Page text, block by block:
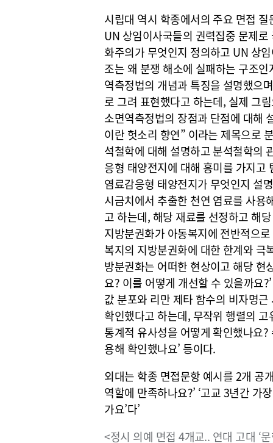
시립대 역시 학종에서의 주요 면접
UN 상임이사국들의 권력집중 문제
화주의가 무엇인지 정의하고 UN 상
조는 왜 분쟁 해소에 실패하는 구조
역측정법의 개념과 특징을 설명했으
로 그려 표현했다고 하는데, 실제 그
소면역측정법의 장점과 단점에 대해
이란 헛소리 향연” 이라는 제목으로
석철학에 대해 설명하고 분석철학의
응형 태양전지에 대해 흥미를 가지고
염료감응형 태양전지가 무엇인지 설
시금치에서 추출한 천연 염료를 사용
고 하는데, 해당 재료를 선정하고 해
지방분권화가 아동복지에 전반적으
복지의 지방분권화에 대한 한계와 극
방분권화는 어떠한 현상이고 해당 현
요? 이를 어떻게 개선할 수 있을까요
값 분포와 리만 제타 함수의 비자명
확인했다고 하는데, 무작위 행렬의
통계적 유사성을 어떻게 확인했나요
용해 확인했나요’ 등이다.
외대는 학종 면접문항 예시를 2개 공
역할에 만족하나요?’ ‘고교 3년간 가
가요’다’
<정시 의예 면접 4개교.. 연대 고대 ‘